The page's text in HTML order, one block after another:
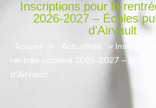
Inscriptions pour la
2026-2027 – Écoles
d’Airvault
Accueil Actualités »
rentrée scolaire 2026-2027 – Écoles
d’Airvault